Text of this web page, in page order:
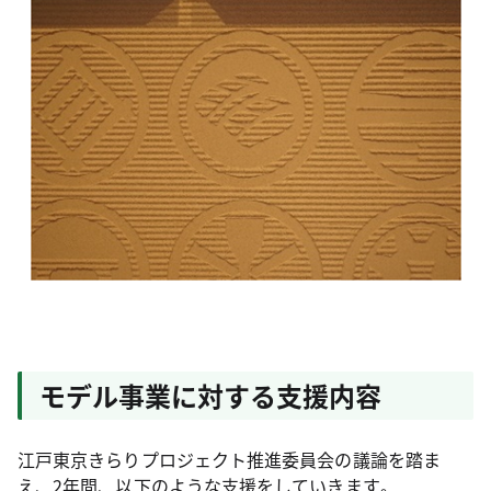
モデル事業に対する支援内容
江戸東京きらりプロジェクト推進委員会の議論を踏ま
え、2年間、以下のような支援をしていきます｡